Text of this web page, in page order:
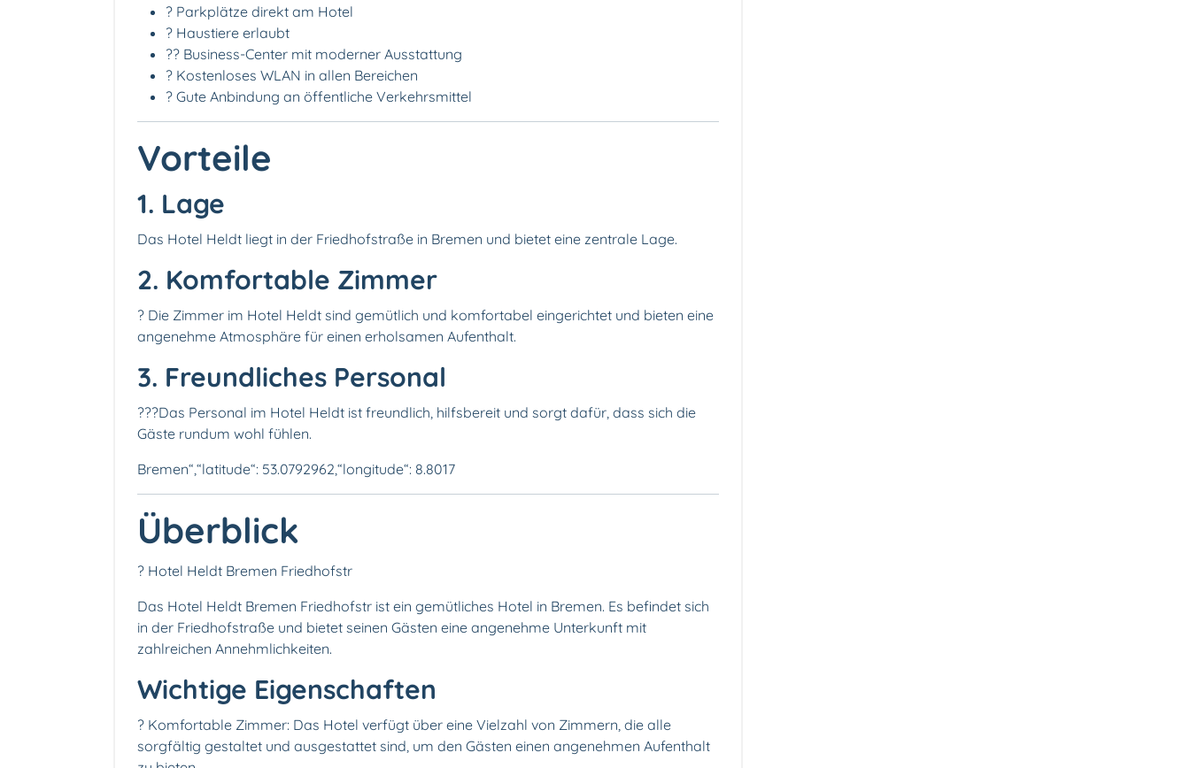
? Parkplätze direkt am Hotel
? Haustiere erlaubt
?‍? Business-Center mit moderner Ausstattung
? Kostenloses WLAN in allen Bereichen
? Gute Anbindung an öffentliche Verkehrsmittel
Vorteile
1. Lage
Das Hotel Heldt liegt in der Friedhofstraße in Bremen und bietet eine zentrale Lage.
2. Komfortable Zimmer
?️ Die Zimmer im Hotel Heldt sind gemütlich und komfortabel eingerichtet und bieten eine
angenehme Atmosphäre für einen erholsamen Aufenthalt.
3. Freundliches Personal
?‍??‍Das Personal im Hotel Heldt ist freundlich, hilfsbereit und sorgt dafür, dass sich die
Gäste rundum wohl fühlen.
Bremen“,“latitude“: 53.0792962,“longitude“: 8.8017
Überblick
? Hotel Heldt Bremen Friedhofstr
Das Hotel Heldt Bremen Friedhofstr ist ein gemütliches Hotel in Bremen. Es befindet sich
in der Friedhofstraße und bietet seinen Gästen eine angenehme Unterkunft mit
zahlreichen Annehmlichkeiten.
Wichtige Eigenschaften
?️ Komfortable Zimmer: Das Hotel verfügt über eine Vielzahl von Zimmern, die alle
sorgfältig gestaltet und ausgestattet sind, um den Gästen einen angenehmen Aufenthalt